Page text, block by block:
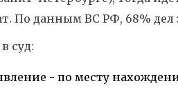
По данным ВС РФ, 68%
суд:
- по месту